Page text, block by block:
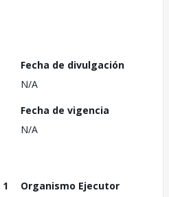
Fecha de divulgación
N/A
Fecha de vigencia
N/A
1
Organismo Ejecutor